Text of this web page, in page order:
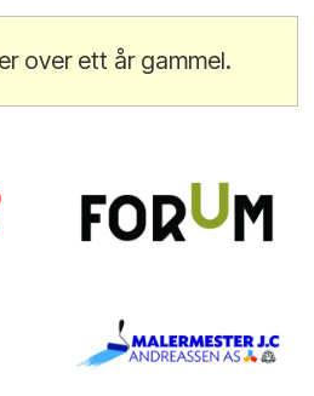
over ett år gammel.